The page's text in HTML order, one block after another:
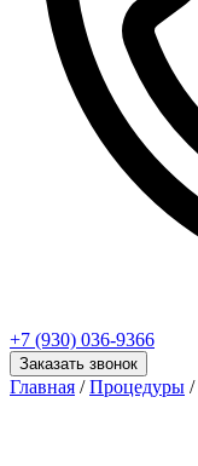
+7 (930) 036-9366
Заказать звонок
Главная /Процедуры /